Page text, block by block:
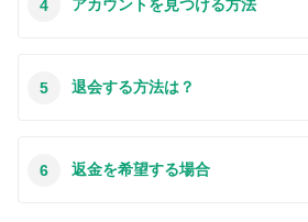
ウェアやプライバシーに害を及ぼす可
100％無料でダウンロードできます。
4 アカウントを見つける方法
たくさん届きました。このような質問
カウントについて話している場合、実
5 退会する方法は？
ーティアプリのサブスクリプションを
6 返金を希望する場合